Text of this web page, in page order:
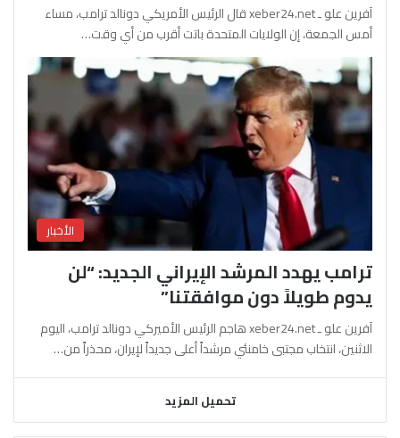
آفرين علو ـ xeber24.net قال الرئيس الأمريكي دونالد ترامب، مساء
أمس الجمعة، إن الولايات المتحدة باتت أقرب من أي وقت…
الأخبار
ترامب يهدد المرشد الإيراني الجديد: “لن
يدوم طويلاً دون موافقتنا”
آفرين علو ـ xeber24.net هاجم الرئيس الأميركي دونالد ترامب، اليوم
الاثنين، انتخاب مجتبى خامنئي مرشداً أعلى جديداً لإيران، محذراً من…
تحميل المزيد